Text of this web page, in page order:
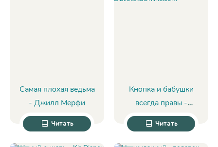
Самая плохая ведьма
- Джилл Мерфи
Читать
Кнопка и бабушки
всегда правы -
Татьяна Сергеевна
Ряскова
Читать